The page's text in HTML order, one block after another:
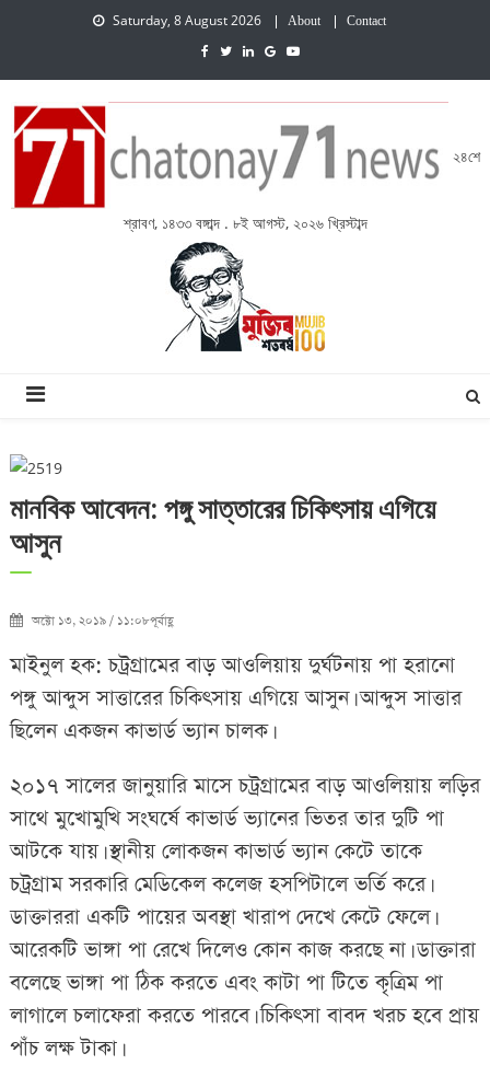
Saturday, 8 August 2026 About Contact
২৪শে
শ্রাবণ, ১৪৩৩ বঙ্গাব্দ . ৮ই আগস্ট, ২০২৬ খ্রিস্টাব্দ
মানবিক আবেদন: পঙ্গু সাত্তারের চিকিৎসায় এগিয়ে
আসুন
অক্টো ১৩, ২০১৯ / ১১:০৮পূর্বাহ্ণ
মাইনুল হক: চট্রগ্রামের বাড় আওলিয়ায় দুর্ঘটনায় পা হরানো
পঙ্গু আব্দুস সাত্তারের চিকিৎসায় এগিয়ে আসুন। আব্দুস সাত্তার
ছিলেন একজন কাভার্ড ভ্যান চালক।
২০১৭ সালের জানুয়ারি মাসে চট্রগ্রামের বাড় আওলিয়ায় লড়ির
সাথে মুখোমুখি সংঘর্ষে কাভার্ড ভ্যানের ভিতর তার দুটি পা
আটকে যায়। স্থানীয় লোকজন কাভার্ড ভ্যান কেটে তাকে
চট্রগ্রাম সরকারি মেডিকেল কলেজ হসপিটালে ভর্তি করে।
ডাক্তাররা একটি পায়ের অবস্থা খারাপ দেখে কেটে ফেলে।
আরেকটি ভাঙ্গা পা রেখে দিলেও কোন কাজ করছে না। ডাক্তারা
বলেছে ভাঙ্গা পা ঠিক করতে এবং কাটা পা টিতেকৃত্রিম পা
লাগালে চলাফেরা করতে পারবে। চিকিৎসা বাবদ খরচ হবে প্রায়
পাঁচ লক্ষ টাকা।